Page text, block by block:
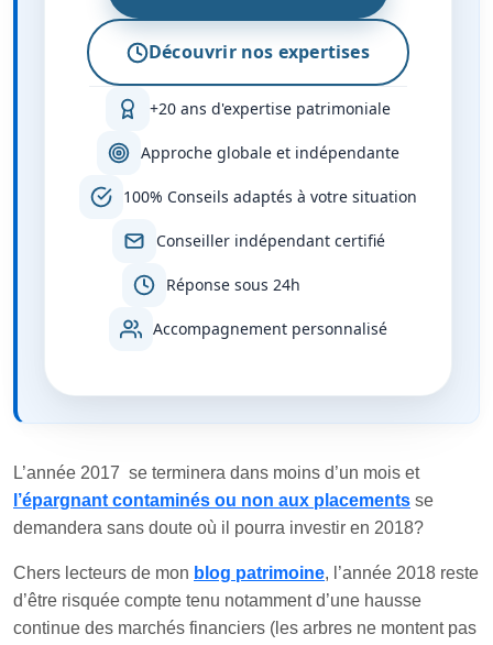
Découvrir nos expertises
+20 ans d'expertise patrimoniale
Approche globale et indépendante
100% Conseils adaptés à votre situation
Conseiller indépendant certifié
Réponse sous 24h
Accompagnement personnalisé
L’année 2017 se terminera dans moins d’un mois et
l’épargnant contaminés ou non aux placements se
demandera sans doute où il pourra investir en 2018?
Chers lecteurs de mon blog patrimoine, l’année 2018 reste
d’être risquée compte tenu notamment d’une hausse
continue des marchés financiers (les arbres ne montent pas